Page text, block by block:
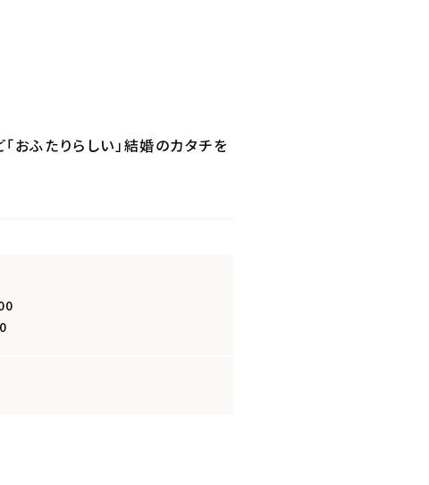
おふたりらしい」結婚のカタチを